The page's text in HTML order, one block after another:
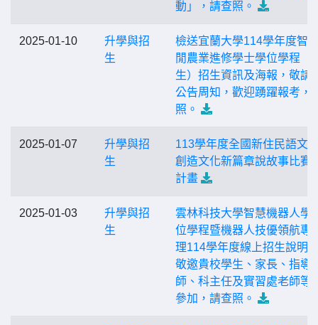
動」，請查照。
2025-01-10
升學與招
生
檢送宜蘭大學114學年度智
閒農業進修學士學位學程（
生）招生資訊及海報，敬請
公告周知，歡迎踴躍報考，
照。
2025-01-07
升學與招
生
113學年度全國新住民語文
創造文化新篇章說故事比賽
計畫
2025-01-03
升學與招
生
雲林科技大學智慧機器人學
位學程暨機器人技優領航專
理114學年度線上招生說明
敬邀貴校學生、家長、指導
師、科主任及實習處老師等
參加，請查照。